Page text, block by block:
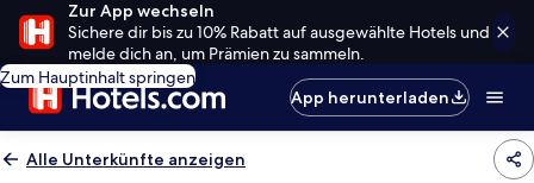
Zur App wechseln
Sichere dir bis zu 10% Rabatt auf ausgewählte Hotels und
melde dich an, um Prämien zu sammeln.
Zum Hauptinhalt springen
App herunterladen
Alle Unterkünfte anzeigen